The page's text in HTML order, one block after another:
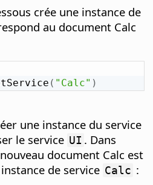
crée une instance de
au document Calc
( "Calc" )
une instance du service
le service UI . Dans
document Calc est
de service Calc :